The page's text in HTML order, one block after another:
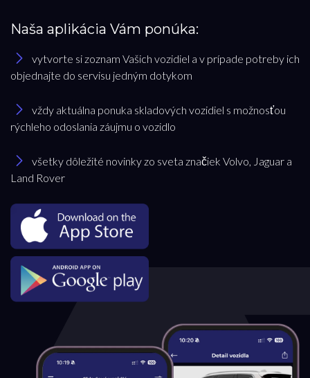
Naša aplikácia Vám ponúka:
vytvorte si zoznam Vašich vozidiel a v prípade potreby ich
objednajte do servisu jedným dotykom
vždy aktuálna ponuka skladových vozidiel s možnosťou
rýchleho odoslania záujmu o vozidlo
všetky dôležité novinky zo sveta značiek Volvo, Jaguar a
Land Rover